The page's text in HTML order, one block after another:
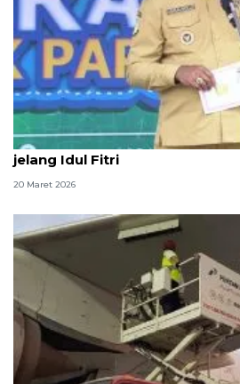
Pemkot Jayapura ajak warga
jelang Idul Fitri
20 Maret 2026